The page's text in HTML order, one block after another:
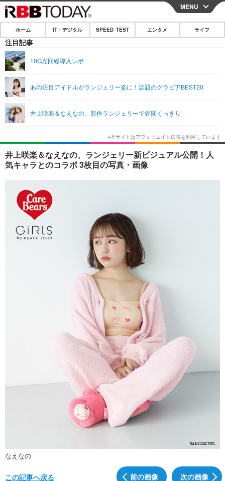
CLOSE
ホーム
IT・デジタル
ショッピング その他
SPEED TEST
エンタメ
エンタメTOP 映画・ドラマ
韓国・芸能
音楽 スポーツ
ショッピング
ライフ
ライフTOP グルメ
ペット ショッピング
その他
リリース一覧
プッシュ通知の停止方法
MENU
ホーム IT・デジタル SPEED TEST エンタメ ライフ
注目記事
10G光回線導入レポ
あの注目アイドルがランジェリー姿に！話題のグラビアBEST20
井上咲楽＆なえなの、新作ランジェリーで谷間くっきり
井上咲楽＆なえなの、ランジェリー新ビジュアル公開！人
気キャラとのコラボ 3枚目の写真・画像
なえなの
前の画像 次の画像
この記事へ戻る